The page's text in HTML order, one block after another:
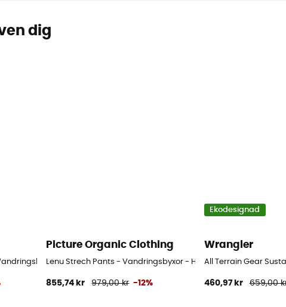
dig
Herr
Picture Organic Clothing
Lenu Strech Pants - Vandringsbyxor - Herr
855,74 kr 979,00 kr -12%
Ekodesignad
Wrangler
All Terrain Gear
460,97 kr 659,00